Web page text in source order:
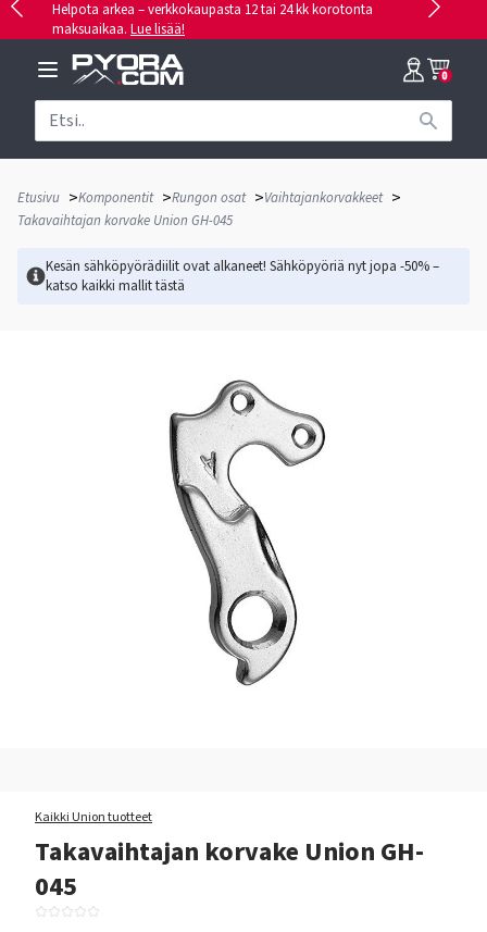
Helpota arkea – verkkokaupasta 12 tai 24 kk korotonta
maksuaikaa. Lue lisää!
0
Etusivu >Komponentit >Rungon osat >Vaihtajankorvakkeet >
Takavaihtajan korvake Union GH-045
Kesän sähköpyörädiilit ovat alkaneet! Sähköpyöriä nyt jopa -50% –
katso kaikki mallittästä
Kaikki Union tuotteet
Takavaihtajan korvake Union GH-
045